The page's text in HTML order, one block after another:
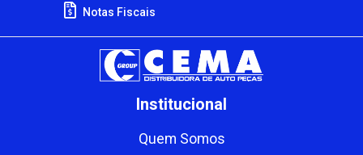
Notas Fiscais
Institucional
Quem Somos